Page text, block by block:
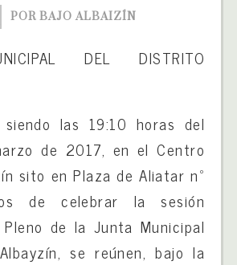
POR BAJO ALBAIZÍN
DEL DISTRITO
siendo las 19:10 horas del
de 2017, en el Centro
sito en Plaza de Aliatar nº
de celebrar la sesión
de la Junta Municipal
se reúnen, bajo la